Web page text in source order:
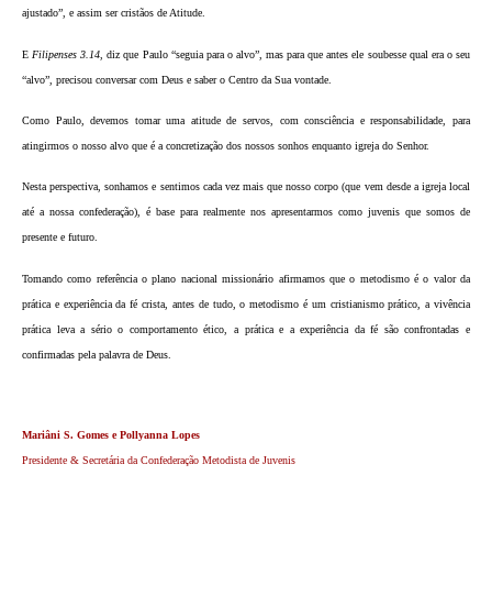
ajustado”, e assim ser cristãos de Atitude.
E Filipenses 3.14 , diz que Paulo “seguia para o alvo”, mas para que antes ele soubesse qual era o seu
“alvo”, precisou conversar com Deus e saber o Centro da Sua vontade.
Como Paulo, devemos tomar uma atitude de servos, com consciência e responsabilidade, para
atingirmos o nosso alvo que é a concretização dos nossos sonhos enquanto igreja do Senhor.
Nesta perspectiva, sonhamos e sentimos cada vez mais que nosso corpo (que vem desde a igreja local
até a nossa confederação), é base para realmente nos apresentarmos como juvenis que somos de
presente e futuro.
Tomando como referência o plano nacional missionário afirmamos que o metodismo é o valor da
prática e experiência da fé crista, antes de tudo, o metodismo é um cristianismo prático, a vivência
prática leva a sério o comportamento ético, a prática e a experiência da fé são confrontadas e
confirmadas pela palavra de Deus.
Mariâni S. Gomes e Pollyanna Lopes
Presidente & Secretária da Confederação Metodista de Juvenis